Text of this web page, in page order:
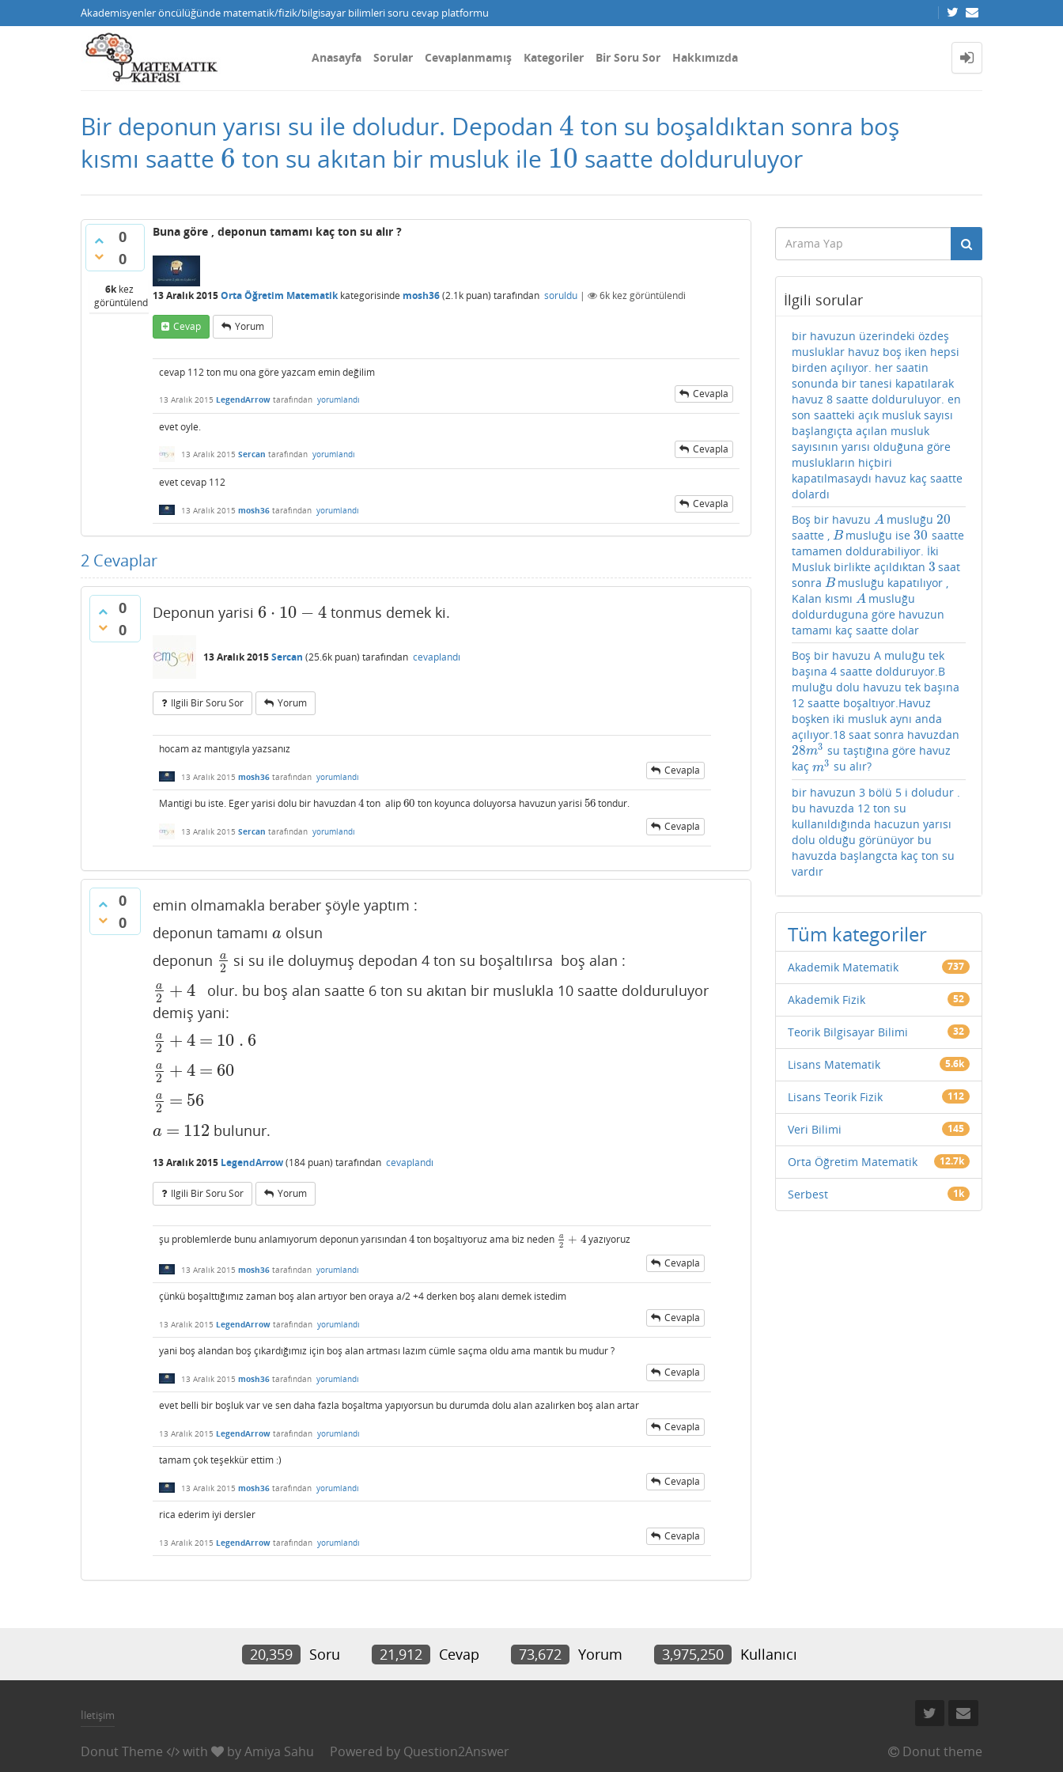
Akademisyenler öncülüğünde matematik/fizik/bilgisayar bilimleri soru cevap platformu
Anasayfa Sorular Cevaplanmamış Kategoriler Bir Soru Sor Hakkımızda
Bir deponun yarısı su ile doludur. Depodan 4
4 ton su boşaldıktan sonra boş
kısmı saatte 6
6 ton su akıtan bir musluk ile 10
10 saatte dolduruluyor
0
0
6kkez
görüntülendi
Buna göre , deponun tamamı kaç ton su alır ?
13 Aralık 2015Orta Öğretim Matematikkategorisinde mosh36(2.1k puan) tarafından soruldu | 6k kez görüntülendi
Cevap Yorum
cevap 112 ton mu ona göre yazcam emin değilim
13 Aralık 2015 LegendArrow tarafından yorumlandı Cevapla
evet oyle.
13 Aralık 2015 Sercan tarafından yorumlandı Cevapla
evet cevap 112
13 Aralık 2015 mosh36 tarafından yorumlandı Cevapla
2 Cevaplar
0
0
Deponun yarisi 6 ⋅ 10 − 4
6⋅ 10−4 tonmus demek ki.
13 Aralık 2015Sercan (25.6k puan) tarafından cevaplandı
Ilgili Bir Soru Sor Yorum
hocam az mantıgıyla yazsanız
13 Aralık 2015 mosh36 tarafından yorumlandı Cevapla
Mantigi bu iste. Eger yarisi dolu bir havuzdan4
4ton alip60
60 ton koyunca doluyorsa havuzun yarisi 56
56tondur.
13 Aralık 2015 Sercan tarafından yorumlandı Cevapla
0
0
emin olmamakla beraber şöyle yaptım :
deponun tamamı a
a olsun
deponun
a
2
a2 si su ile doluymuş depodan 4 ton su boşaltılırsa boş alan :
a
2 + 4
a2 +4
olur. bu boş alan saatte 6 ton su akıtan bir muslukla 10 saatte dolduruluyor
demiş yani:
a
2 + 4
a2 +4 =
= 10
10 .
. 6
6
a
2 + 4
a2 +4 =
= 60
60
a
2
a2 =
= 56
56
a
a =
= 112
112 bulunur.
13 Aralık 2015 LegendArrow(184 puan) tarafından cevaplandı
Ilgili Bir Soru Sor Yorum
şu problemlerde bunu anlamıyorum deponun yarısından4
4ton boşaltıyoruz ama biz neden a
2 + 4
a2 +4 yazıyoruz
13 Aralık 2015 mosh36 tarafından yorumlandı Cevapla
çünkü boşalttığımız zaman boş alan artıyor ben oraya a/2 +4 derken boş alanı demek istedim
13 Aralık 2015 LegendArrow tarafından yorumlandı Cevapla
yani boş alandan boş çıkardığımız için boş alan artması lazım cümle saçma oldu ama mantık bu mudur ?
13 Aralık 2015 mosh36 tarafından yorumlandı Cevapla
evet belli bir boşluk var ve sen daha fazla boşaltma yapıyorsun bu durumda dolu alan azalırken boş alan artar
13 Aralık 2015 LegendArrow tarafından yorumlandı Cevapla
tamam çok teşekkür ettim :)
13 Aralık 2015 mosh36 tarafından yorumlandı Cevapla
rica ederim iyi dersler
13 Aralık 2015 LegendArrow tarafından yorumlandı Cevapla
İlgili sorular
bir havuzun üzerindeki özdeş
musluklar havuz boş iken hepsi
birden açılıyor. her saatin
sonunda bir tanesi kapatılarak
havuz 8 saatte dolduruluyor. en
son saatteki açık musluk sayısı
başlangıçta açılan musluk
sayısının yarısı olduğuna göre
muslukların hiçbiri
kapatılmasaydı havuz kaç saatte
dolardı
Boş bir havuzu A
A musluğu 20
20
saatte , B
B musluğu ise30
30 saatte
tamamen doldurabiliyor. İki
Musluk birlikte açıldıktan 3
3 saat
sonra B
B musluğu kapatılıyor ,
Kalan kısmı A
A musluğu
doldurduguna göre havuzun
tamamı kaç saatte dolar
Boş bir havuzu A muluğu tek
başına 4 saatte dolduruyor.B
muluğu dolu havuzu tek başına
12 saatte boşaltıyor.Havuz
boşken iki musluk aynı anda
açılıyor.18 saat sonra havuzdan
28m3
28m3 su taştığına göre havuz
kaç m3
m3 su alır?
bir havuzun 3 bölü 5 i doludur .
bu havuzda 12 ton su
kullanıldığında hacuzun yarısı
dolu olduğu görünüyor bu
havuzda başlangcta kaç ton su
vardır
Tüm kategoriler
Akademik Matematik 737
Akademik Fizik 52
Teorik Bilgisayar Bilimi 32
Lisans Matematik 5.6k
Lisans Teorik Fizik 112
Veri Bilimi 145
Orta Öğretim Matematik 12.7k
Serbest 1k
20,359 Soru 21,912 Cevap 73,672 Yorum 3,975,250 Kullanıcı
İletişim
Donut Theme with byAmiya Sahu Powered by Question2Answer Donut theme